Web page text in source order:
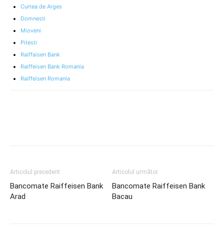
Curtea de Arges
Domnesti
Mioveni
Pitesti
Raiffaisen Bank
Raiffeisen Bank Romania
Raiffeisen Romania
Articolul precedent
Bancomate Raiffeisen Bank
Arad
Articolul următor
Bancomate Raiffeisen Bank
Bacau